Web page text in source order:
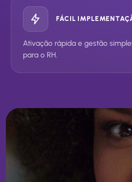
FÁCIL
Ativação rápida e gestão
para o RH.